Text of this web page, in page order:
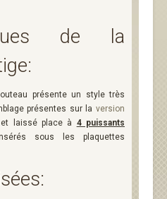
de la
présente un style très
présentes sur la version
laissé place à 4 puissants
sous les plaquettes